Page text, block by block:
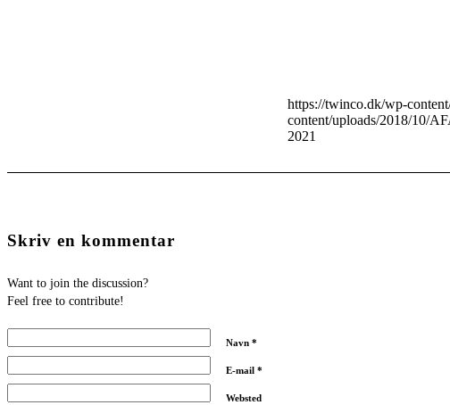
https://twinco.dk/wp-
content/uploads/2018/10/
2021
Skriv en kommentar
Want to join the discussion?
Feel free to contribute!
Navn *
E-mail *
Websted